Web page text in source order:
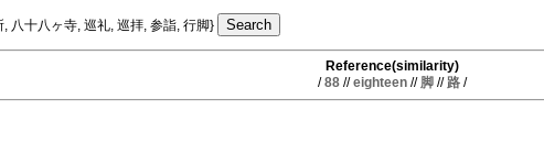
八十八ヶ寺, 巡礼, 巡拝, 参詣, 行脚}
Reference(similarity)
/88 //eighteen // 脚 // 路 /